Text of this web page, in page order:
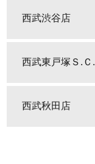
西武渋谷店
西武東戸塚Ｓ.Ｃ.
西武秋田店